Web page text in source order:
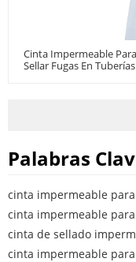
Cinta Impermeable Para
Sellar Fugas En Tuberías
Palabras
cinta impermeable
cinta impermeable
cinta de sellado
cinta impermeable